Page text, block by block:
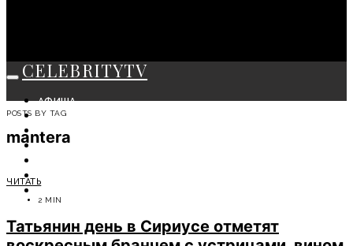
CELEBRITYTV
АФИША
СОБЫТИЯ
КРАСОТА
МОДА
POSTS BY TAG
mantera
ЧИТАТЬ
2 MIN
Татьянин день в Сириусе отметят